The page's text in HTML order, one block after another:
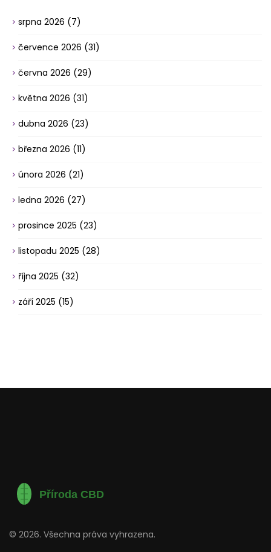
srpna 2026 (7)
července 2026 (31)
června 2026 (29)
května 2026 (31)
dubna 2026 (23)
března 2026 (11)
února 2026 (21)
ledna 2026 (27)
prosince 2025 (23)
listopadu 2025 (28)
října 2025 (32)
září 2025 (15)
© 2026. Všechna práva vyhrazena.